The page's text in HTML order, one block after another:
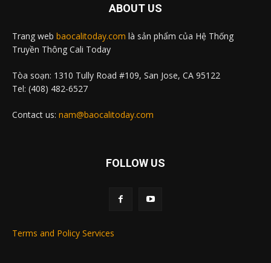
ABOUT US
Trang web baocalitoday.com là sản phẩm của Hệ Thống
Truyền Thông Cali Today
Tòa soạn: 1310 Tully Road #109, San Jose, CA 95122
Tel: (408) 482-6527
Contact us: nam@baocalitoday.com
FOLLOW US
Terms and Policy Services